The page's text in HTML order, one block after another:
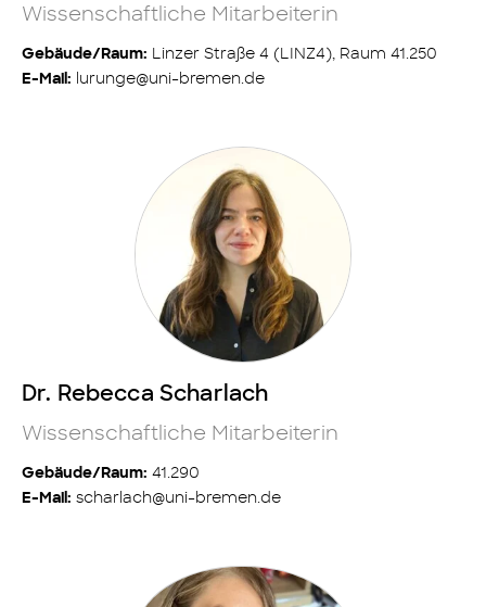
Wissenschaftliche Mitarbeiterin
Gebäude/Raum: Linzer Straße 4 (LINZ4), Raum 41.250
E-Mail: lurunge@uni-bremen.de
Dr. Rebecca Scharlach
Wissenschaftliche Mitarbeiterin
Gebäude/Raum: 41.290
E-Mail: scharlach@uni-bremen.de